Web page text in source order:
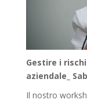
Gestire i
aziendale_
Il nostro